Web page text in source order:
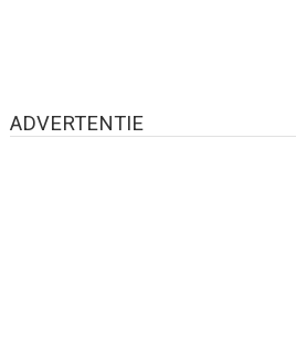
ADVERTENTIE